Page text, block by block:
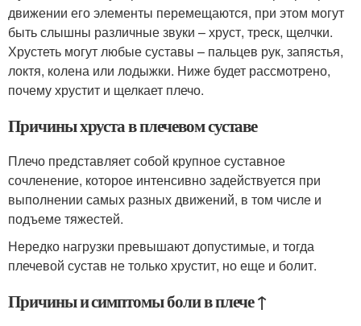
движении его элементы перемещаются, при этом могут
быть слышны различные звуки – хруст, треск, щелчки.
Хрустеть могут любые суставы – пальцев рук, запястья,
локтя, колена или лодыжки. Ниже будет рассмотрено,
почему хрустит и щелкает плечо.
Причины хруста в плечевом суставе
Плечо представляет собой крупное суставное
сочленение, которое интенсивно задействуется при
выполнении самых разных движений, в том числе и
подъеме тяжестей.
Нередко нагрузки превышают допустимые, и тогда
плечевой сустав не только хрустит, но еще и болит.
Причины и симптомы боли в плече ↑